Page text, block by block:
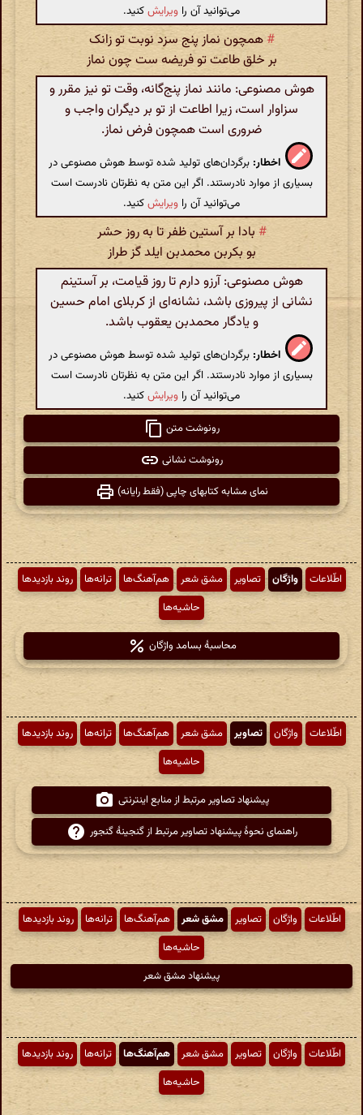
می‌توانید آن را ویرایشکنید.
#همچون نماز پنج سزد نوبت تو زانک
بر خلق طاعت تو فریضه ست چون نماز
هوش مصنوعی: مانند نماز پنج‌گانه، وقت تو نیز مقرر و
سزاوار است، زیرا اطاعت از تو بر دیگران واجب و
ضروری است همچون فرض نماز.
اخطار: برگردان‌های تولید شده توسط هوش مصنوعی در
بسیاری از موارد نادرستند. اگر این متن به نظرتان نادرست است
می‌توانید آن را ویرایشکنید.
# بادا بر آستین ظفر تا به روز حشر
بو بکربن محمدبن ایلد گز طراز
هوش مصنوعی: آرزو دارم تا روز قیامت، بر آستینم
نشانی از پیروزی باشد، نشانه‌ای از کربلای امام حسین
و یادگار محمدبن یعقوب باشد.
اخطار: برگردان‌های تولید شده توسط هوش مصنوعی در
بسیاری از موارد نادرستند. اگر این متن به نظرتان نادرست است
می‌توانید آن را ویرایشکنید.
رونوشت متن
رونوشت نشانی
نمای مشابه کتابهای چاپی (فقط رایانه)
اطّلاعات واژگان تصاویر مشق شعر هم‌آهنگ‌ها ترانه‌ها
روند بازدیدها
حاشیه‌ها
محاسبهٔ بسامد واژگان
اطّلاعات واژگان تصاویر مشق شعر هم‌آهنگ‌ها ترانه‌ها
روند بازدیدها
حاشیه‌ها
پیشنهاد تصاویر مرتبط از منابع اینترنتی
راهنمای نحوهٔ پیشنهاد تصاویر مرتبط از گنجینهٔ گنجور
اطّلاعات واژگان تصاویر مشق شعر هم‌آهنگ‌ها ترانه‌ها
روند بازدیدها
حاشیه‌ها
پیشنهاد مشق شعر
اطّلاعات واژگان تصاویر مشق شعر هم‌آهنگ‌ها ترانه‌ها
روند بازدیدها
حاشیه‌ها